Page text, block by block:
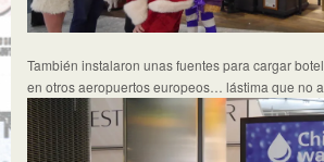
También instalaron unas fuentes para cargar
en otros aeropuertos europeos… lástima que no